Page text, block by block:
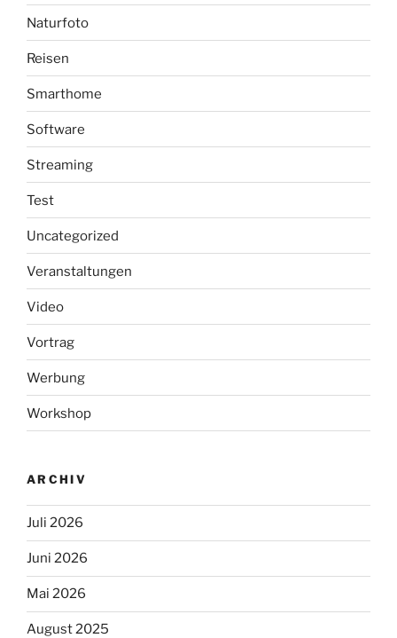
Naturfoto
Reisen
Smarthome
Software
Streaming
Test
Uncategorized
Veranstaltungen
Video
Vortrag
Werbung
Workshop
ARCHIV
Juli 2026
Juni 2026
Mai 2026
August 2025